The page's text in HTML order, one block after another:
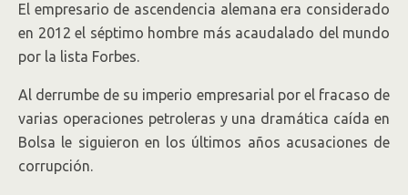
El empresario de ascendencia alemana era considerado
en 2012 el séptimo hombre más acaudalado del mundo
por la lista Forbes.
Al derrumbe de su imperio empresarial por el fracaso de
varias operaciones petroleras y una dramática caída en
Bolsa le siguieron en los últimos años acusaciones de
corrupción.